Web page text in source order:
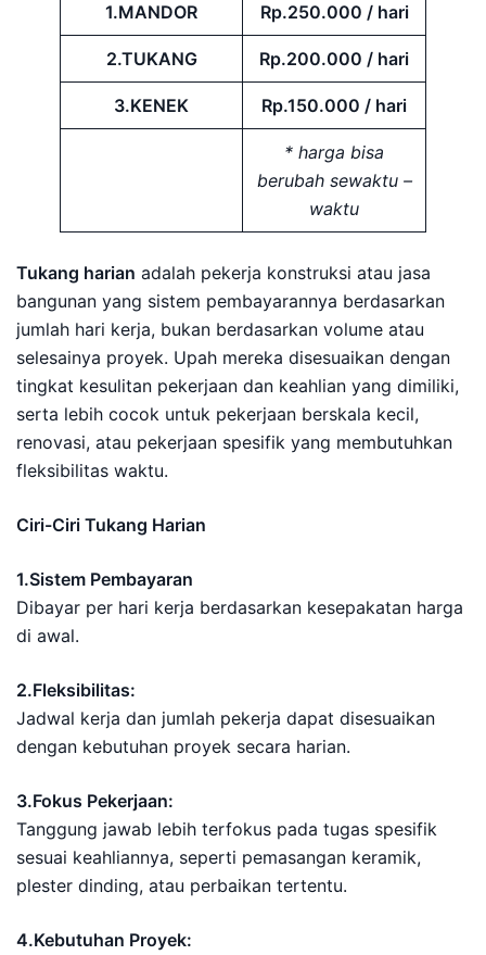
1.MANDOR Rp.250.000 / hari
2.TUKANG Rp.200.000 / hari
3.KENEK Rp.150.000 / hari
* harga bisa
berubah sewaktu –
waktu
Tukang harian adalah pekerja konstruksi atau jasa
bangunan yang sistem pembayarannya berdasarkan
jumlah hari kerja, bukan berdasarkan volume atau
selesainya proyek. Upah mereka disesuaikan dengan
tingkat kesulitan pekerjaan dan keahlian yang dimiliki,
serta lebih cocok untuk pekerjaan berskala kecil,
renovasi, atau pekerjaan spesifik yang membutuhkan
fleksibilitas waktu.
Ciri-Ciri Tukang Harian
1.Sistem Pembayaran
Dibayar per hari kerja berdasarkan kesepakatan harga
di awal.
2.Fleksibilitas:
Jadwal kerja dan jumlah pekerja dapat disesuaikan
dengan kebutuhan proyek secara harian.
3.Fokus Pekerjaan:
Tanggung jawab lebih terfokus pada tugas spesifik
sesuai keahliannya, seperti pemasangan keramik,
plester dinding, atau perbaikan tertentu.
4.Kebutuhan Proyek: